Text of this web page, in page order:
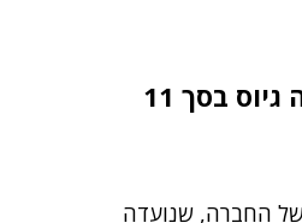
גיימאפקטיב הישראלית השלימה גיוס בסך 11
החברה, שנועדה